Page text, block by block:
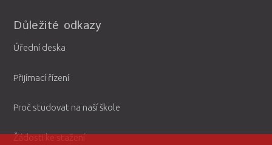
Důležité odkazy
Úřední deska
Přijímací řízení
Proč studovat na naší škole
Žádosti ke stažení